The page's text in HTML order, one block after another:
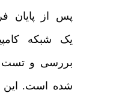
پس از پایان
یک شبکه
بررسی و تست
شده است.